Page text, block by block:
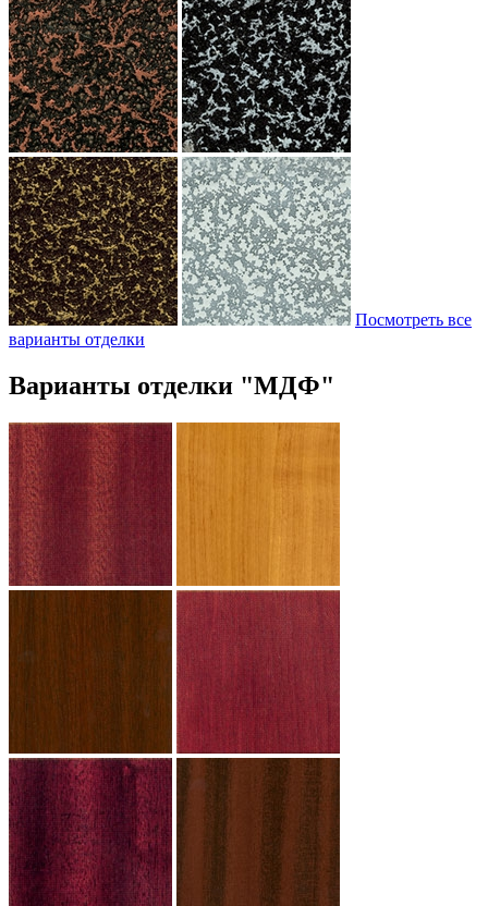
Посмотреть все
варианты отделки
Варианты отделки "МДФ"